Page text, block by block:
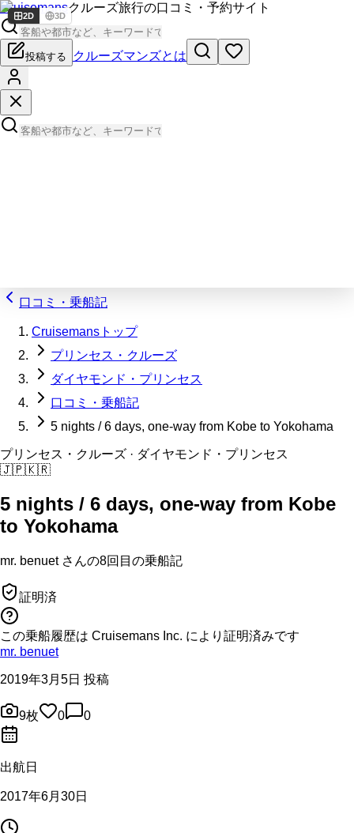
Cruisemansクルーズ旅行の口コミ・予約サイト
投稿する クルーズマンズとは
口コミ・乗船記
Cruisemansトップ
プリンセス・クルーズ
ダイヤモンド・プリンセス
口コミ・乗船記
5 nights / 6 days, one-way from Kobe to Yokohama
プリンセス・クルーズ · ダイヤモンド・プリンセス
🇯🇵🇰🇷
5 nights / 6 days, one-way from Kobe
to Yokohama
mr. benuetさんの8回目の乗船記
証明済
この乗船履歴は Cruisemans Inc. により証明済みです
mr. benuet
2019年3月5日 投稿
9枚 0 0
出航日
2017年6月30日
2D 3D